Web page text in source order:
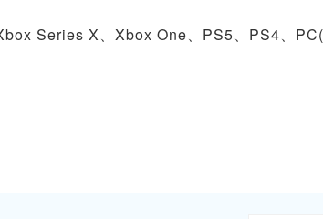
Series X、Xbox One、PS5、PS4、